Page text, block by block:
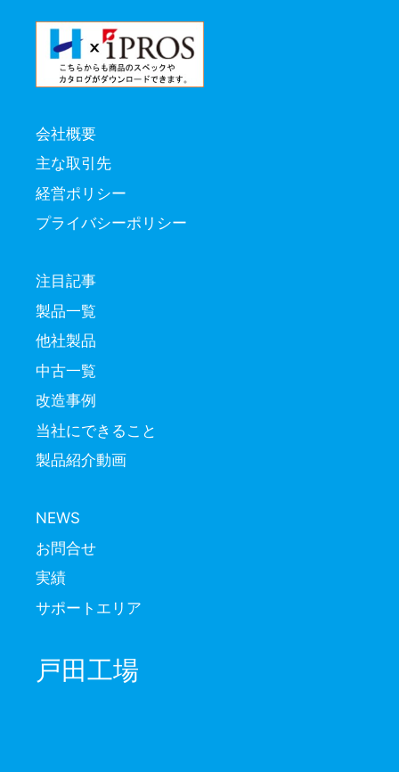
会社概要
主な取引先
経営ポリシー
プライバシーポリシー
注目記事
製品一覧
他社製品
中古一覧
改造事例
当社にできること
製品紹介動画
NEWS
お問合せ
実績
サポートエリア
戸田工場